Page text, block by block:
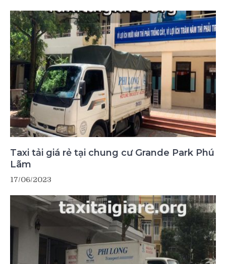
Taxi tải giá rẻ tại chung cư Grande Park Phú
Lãm
17/06/2023